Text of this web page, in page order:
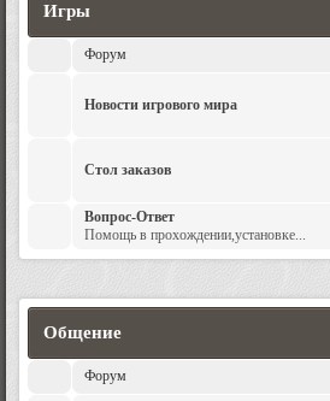
Игры
Форум
Новости игрового мира
Стол заказов
Вопрос-Ответ
Помощь в прохождении,установке...
Общение
Форум